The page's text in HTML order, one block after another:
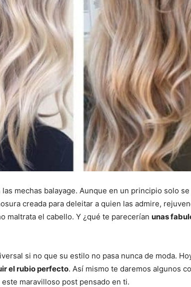
mechas balayage. Aunque en un principio solo se
creada para deleitar a quien las admire,
maltrata el cabello. Y ¿qué te parecerían unas
si no que su estilo no pasa nunca de moda.
el rubio perfecto. Así mismo te daremos algunos
maravilloso post pensado en ti.